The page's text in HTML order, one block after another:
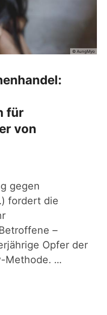
© AungMyo
für
von
gegen
fordert die
–
Opfer der
Methode. ...